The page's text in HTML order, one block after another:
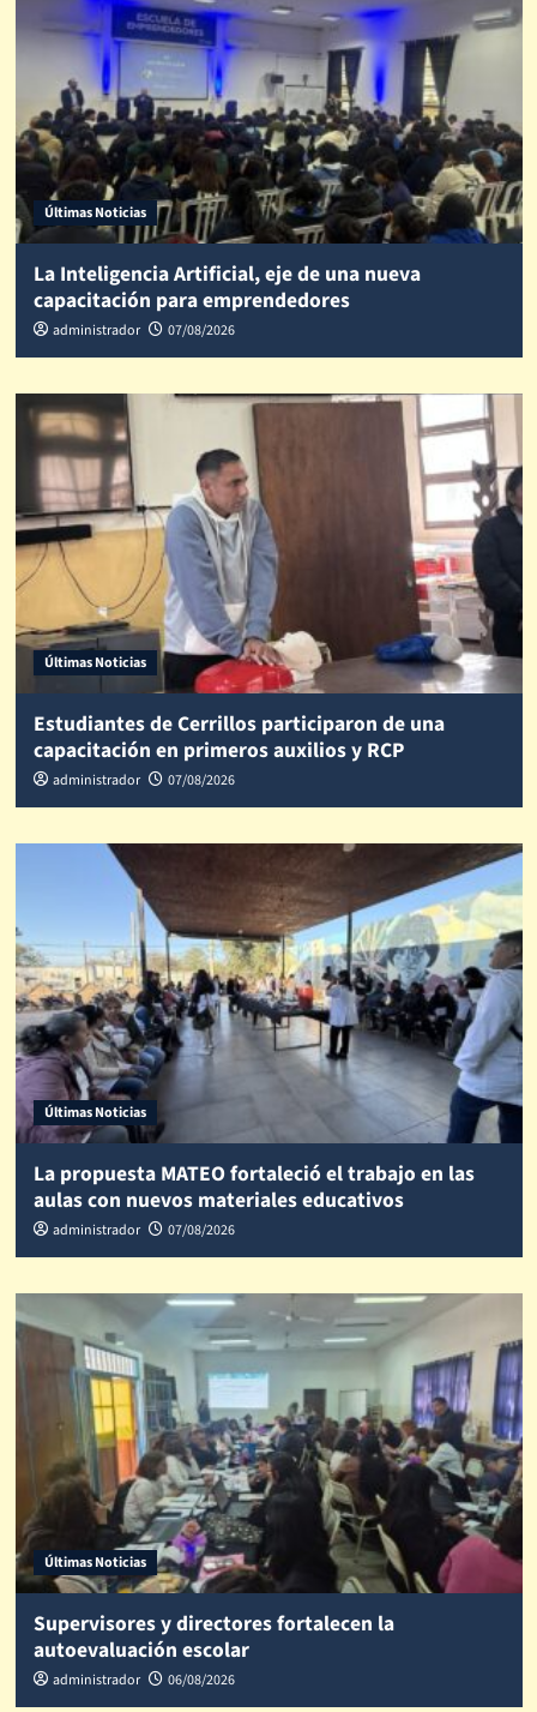
Últimas Noticias
La Inteligencia Artificial, eje de una nueva
capacitación para emprendedores
administrador 07/08/2026
Últimas Noticias
Estudiantes de Cerrillos participaron de una
capacitación en primeros auxilios y RCP
administrador 07/08/2026
Últimas Noticias
La propuesta MATEO fortaleció el trabajo en las
aulas con nuevos materiales educativos
administrador 07/08/2026
Últimas Noticias
Supervisores y directores fortalecen la
autoevaluación escolar
administrador 06/08/2026